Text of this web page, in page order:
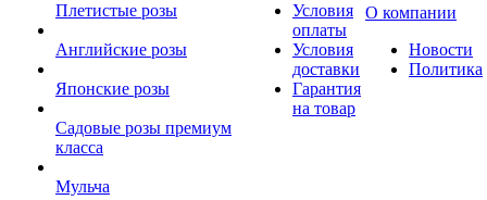
Плетистые розы
Английские розы
Японские розы
Садовые розы премиум
класса
Мульча
Условия
оплаты
Условия
доставки
Гарантия
на товар
О компании
Новости
Политика